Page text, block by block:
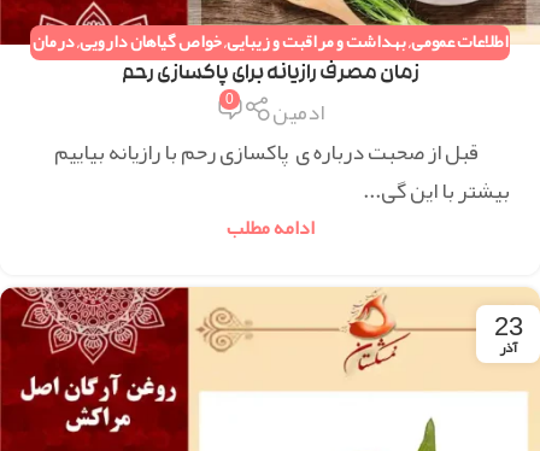
اطلاعات عمومی,بهداشت و مراقبت و زیبایی,خواص گیاهان دارویی,درمان
ناباروری و نازایی خانم ها و آقایان,دستورات طب سنتی,همه مقالاتزمان مصرف رازیانه برای پاکسازی رحم
ادمین 0
قبل از صحبت درباره ی پاکسازی رحم با رازیانه بیاییم
بیشتر با این گی...
ادامه مطلب
23
آذر